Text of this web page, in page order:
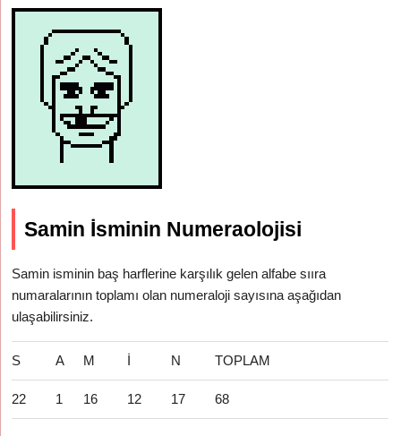
Samin İsminin Numeraolojisi
Samin isminin baş harflerine karşılık gelen alfabe sııra
numaralarının toplamı olan numeraloji sayısına aşağıdan
ulaşabilirsiniz.
S A M İ N TOPLAM
22 1 16 12 17 68